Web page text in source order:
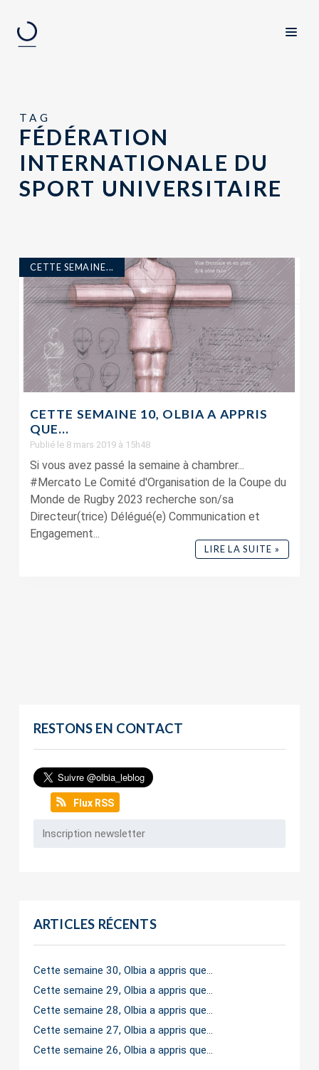
TAG
FÉDÉRATION
INTERNATIONALE DU
SPORT UNIVERSITAIRE
CETTE SEMAINE...
CETTE SEMAINE 10, OLBIA A APPRIS
QUE…
Publié le 8 mars 2019 à 15h48
Si vous avez passé la semaine à chambrer...
#Mercato Le Comité d'Organisation de la Coupe du
Monde de Rugby 2023 recherche son/sa
Directeur(trice) Délégué(e) Communication et
Engagement...
LIRE LA SUITE »
RESTONS EN CONTACT
Flux RSS
ARTICLES RÉCENTS
Cette semaine 30, Olbia a appris que…
Cette semaine 29, Olbia a appris que…
Cette semaine 28, Olbia a appris que…
Cette semaine 27, Olbia a appris que…
Cette semaine 26, Olbia a appris que…